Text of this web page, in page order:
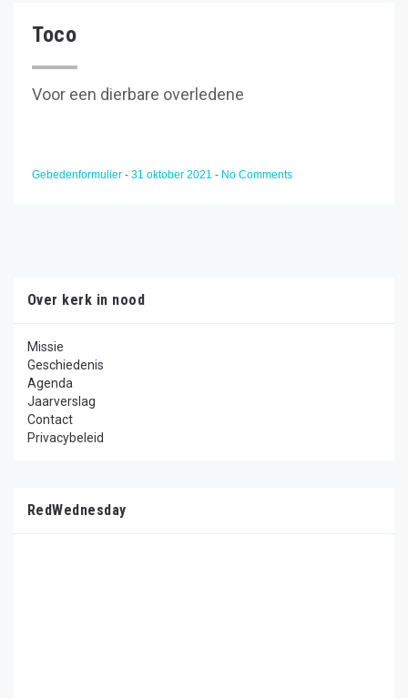
Toco
Voor een dierbare overledene
Gebedenformulier - 31 oktober 2021 - No Comments
Over kerk in nood
Missie
Geschiedenis
Agenda
Jaarverslag
Contact
Privacybeleid
RedWednesday